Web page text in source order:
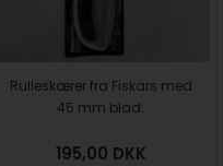
Rulleskærer fra Fiskars med
45 mm blad.
195,00 DKK